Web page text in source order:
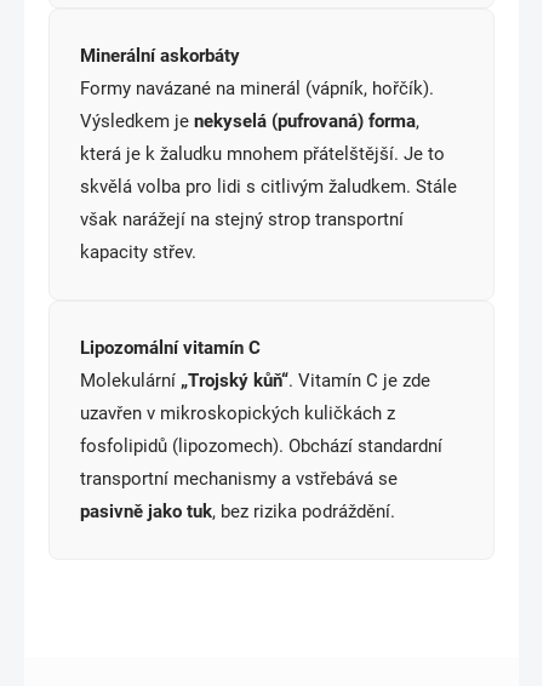
Minerální askorbáty
Formy navázané na minerál (vápník, hořčík).
Výsledkem je nekyselá (pufrovaná) forma,
která je k žaludku mnohem přátelštější. Je to
skvělá volba pro lidi s citlivým žaludkem. Stále
však narážejí na stejný strop transportní
kapacity střev.
Lipozomální vitamín C
Molekulární „Trojský kůň“. Vitamín C je zde
uzavřen v mikroskopických kuličkách z
fosfolipidů (lipozomech). Obchází standardní
transportní mechanismy a vstřebává se
pasivně jako tuk, bez rizika podráždění.